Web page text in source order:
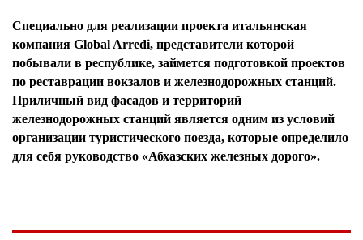
Специально для реализации проекта итальянская
компания Global Arredi, представители которой
побывали в республике, займется подготовкой проектов
по реставрации вокзалов и железнодорожных станций.
Приличный вид фасадов и территорий
железнодорожных станций является одним из условий
организации туристического поезда, которые определило
для себя руководство «Абхазских железных дорого».